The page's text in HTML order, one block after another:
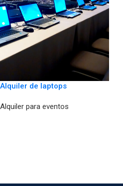
Alquiler de laptops
Alquiler para eventos